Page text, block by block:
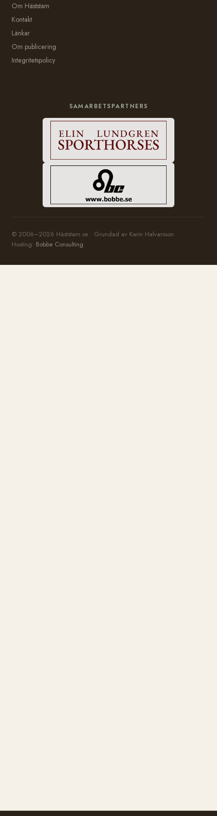
Om Häststam
Kontakt
Länkar
Om publicering
Integritetspolicy
SAMARBETSPARTNERS
© 2006–2026 Häststam.se · Grundad av Karin Halvarsson
Hosting: Bobbe Consulting